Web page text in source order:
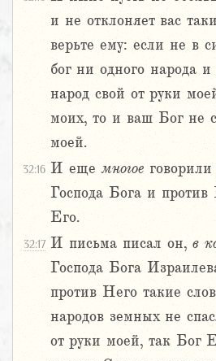
и не отклоняет вас
верьте ему: если не в
бог ни одного народа и
народ свой от руки
моих, то и ваш Бог не
моей.
32:16 И еще многое
Господа Бога и против
Его.
32:17 И письма писал он, в
Господа Бога
против Него такие
народов земных не
от руки моей, так Бог